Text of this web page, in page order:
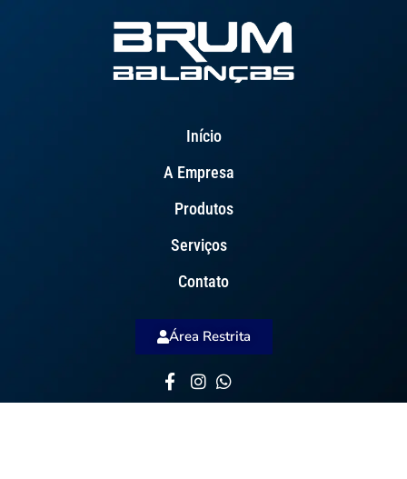
Início
A Empresa
Produtos
Serviços
Contato
Área Restrita